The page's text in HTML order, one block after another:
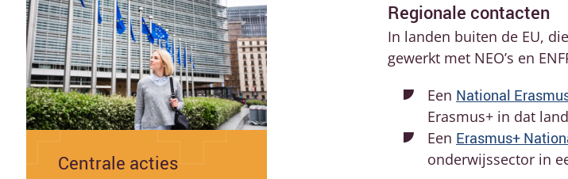
Centrale acties
Regionale contacten
In landen buiten de EU,
gewerkt met NEO’s en
Een National
Erasmus+ in dat
Een Erasmus+
onderwijssector in